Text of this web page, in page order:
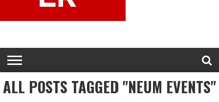
ALL POSTS TAGGED "NEUM EVENTS"